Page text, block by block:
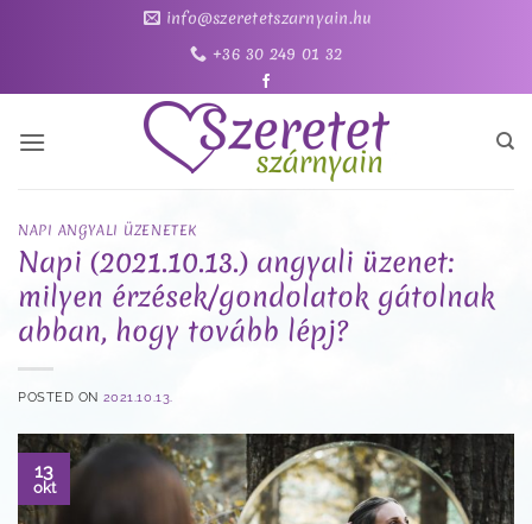
info@szeretetszarnyain.hu
+36 30 249 01 32
NAPI ANGYALI ÜZENETEK
Napi (2021.10.13.) angyali üzenet:
milyen érzések/gondolatok gátolnak
abban, hogy tovább lépj?
POSTED ON 2021.10.13.
13
okt